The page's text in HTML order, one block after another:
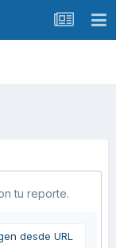
tu reporte.
desde URL